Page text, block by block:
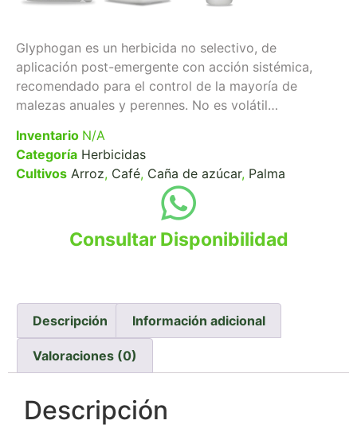
Glyphogan es un herbicida no selectivo, de
aplicación post-emergente con acción sistémica,
recomendado para el control de la mayoría de
malezas anuales y perennes. No es volátil…
Inventario N/A
Categoría Herbicidas
Cultivos Arroz, Café, Caña de azúcar, Palma
Consultar Disponibilidad
Descripción Información adicional
Valoraciones (0)
Descripción